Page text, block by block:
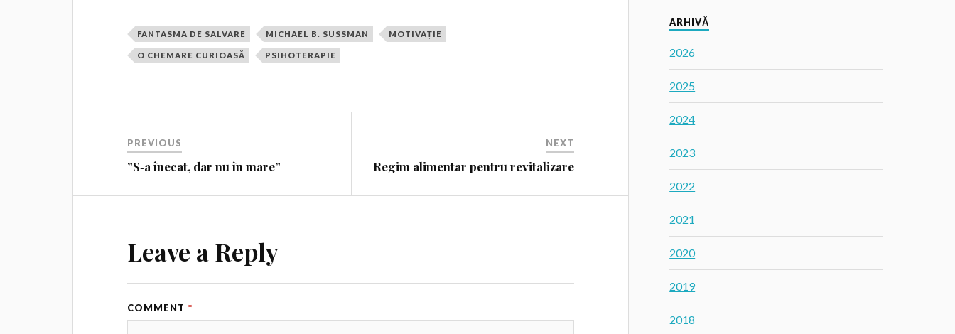
FANTASMA DE SALVARE MICHAEL B. SUSSMAN MOTIVAȚIE
O CHEMARE CURIOASĂ PSIHOTERAPIE
PREVIOUS
”S‑a înecat, dar nu în mare”
NEXT
Regim alimentar pentru revitalizare
Leave a Reply
COMMENT *
ARHIVĂ
2026
2025
2024
2023
2022
2021
2020
2019
2018